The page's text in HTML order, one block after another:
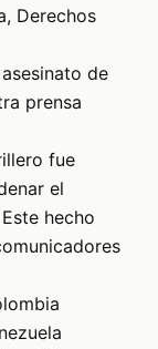
Derechos
de
prensa
fue
el
hecho